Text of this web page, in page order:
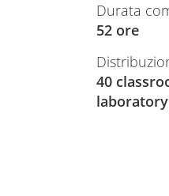
Durata
52 ore
40